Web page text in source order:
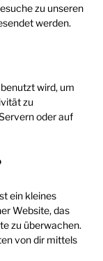
zu unseren
werden.
wird, um
zu
oder auf
ein kleines
Website, das
zu überwachen.
von dir mittels